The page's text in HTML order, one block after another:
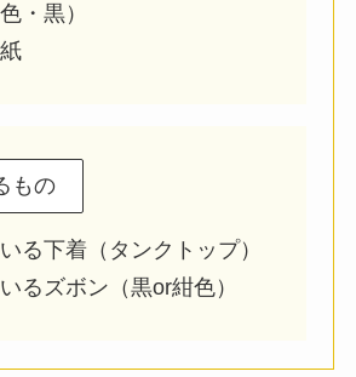
・黒）
もの
る下着（タンクトップ）
るズボン（黒or紺色）